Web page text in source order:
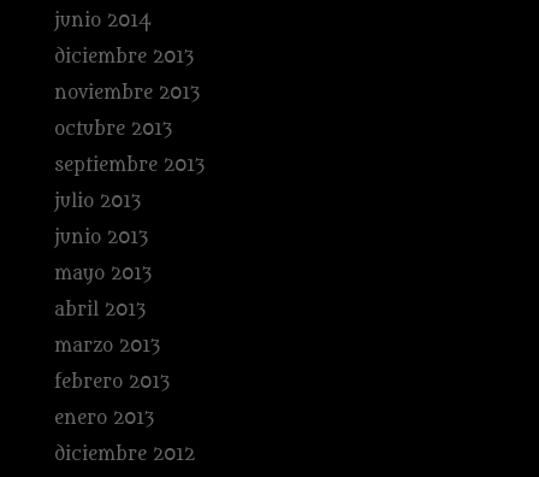
junio 2014
diciembre 2013
noviembre 2013
octubre 2013
septiembre 2013
julio 2013
junio 2013
mayo 2013
abril 2013
marzo 2013
febrero 2013
enero 2013
diciembre 2012